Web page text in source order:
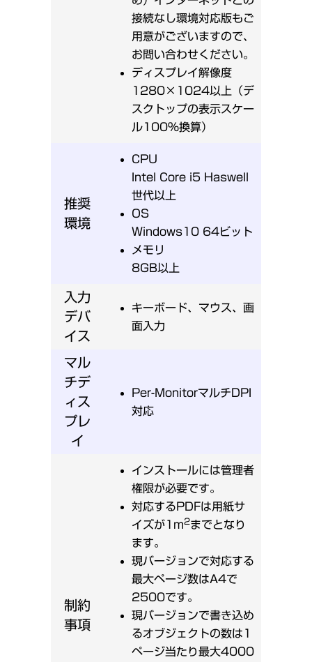
接続なし環境対応版もご
用意がございますので、
お問い合わせください。
ディスプレイ解像度
1280×1024以上（デ
スクトップの表示スケー
ル100%換算）
推奨
環境
CPU
Intel Core i5 Haswell
世代以上
OS
Windows10 64ビット
メモリ
8GB以上
入力
デバ
イス
キーボード、マウス、画
面入力
マル
チデ
ィス
プレ
イ
Per-MonitorマルチDPI
対応
制約
事項
インストールには管理者
権限が必要です。
対応するPDFは用紙サ
イズが1m2までとなり
ます。
現バージョンで対応する
最大ページ数はA4で
2500です。
現バージョンで書き込め
るオブジェクトの数は1
ページ当たり最大4000